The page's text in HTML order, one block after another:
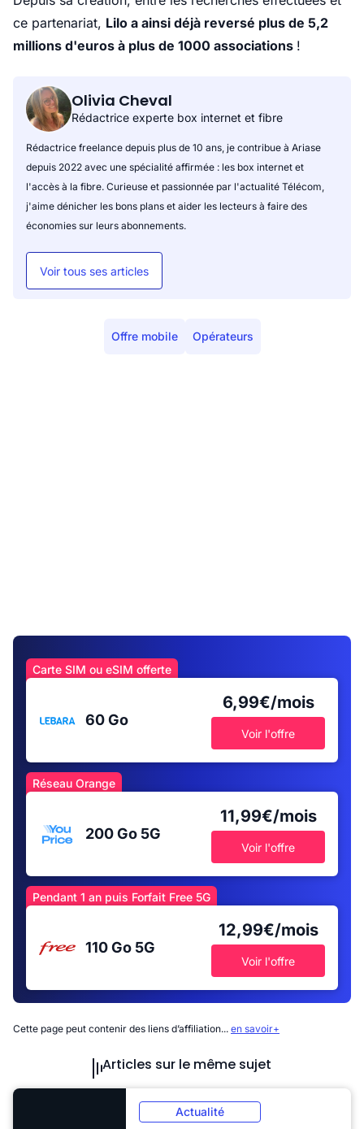
ce partenariat, Lilo a ainsi déjà reversé plus de 5,2
millions d'euros à plus de 1000 associations !
Olivia Cheval
Rédactrice experte box internet et fibre
Rédactrice freelance depuis plus de 10 ans, je contribue à Ariase
depuis 2022 avec une spécialité affirmée : les box internet et
l'accès à la fibre. Curieuse et passionnée par l'actualité Télécom,
j'aime dénicher les bons plans et aider les lecteurs à faire des
économies sur leurs abonnements.
Voir tous ses articles
Offre mobile Opérateurs
Carte SIM ou eSIM offerte
60 Go
6,99€/mois
Voir l'offre
Réseau Orange
200 Go 5G
11,99€/mois
Voir l'offre
Pendant 1 an puis Forfait Free 5G
110 Go 5G
12,99€/mois
Voir l'offre
Cette page peut contenir des liens d’affiliation... en savoir+
Articles sur le même sujet
Actualité